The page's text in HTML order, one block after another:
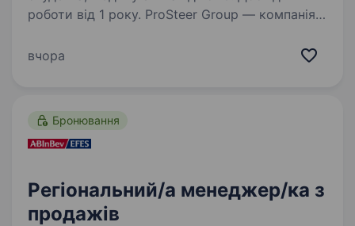
роботи від 1 року. ProSteer Group — компанія
шукає в команду енергійного Менеджера
вчора
Бронювання
Регіональний/а менеджер/ка з
продажів